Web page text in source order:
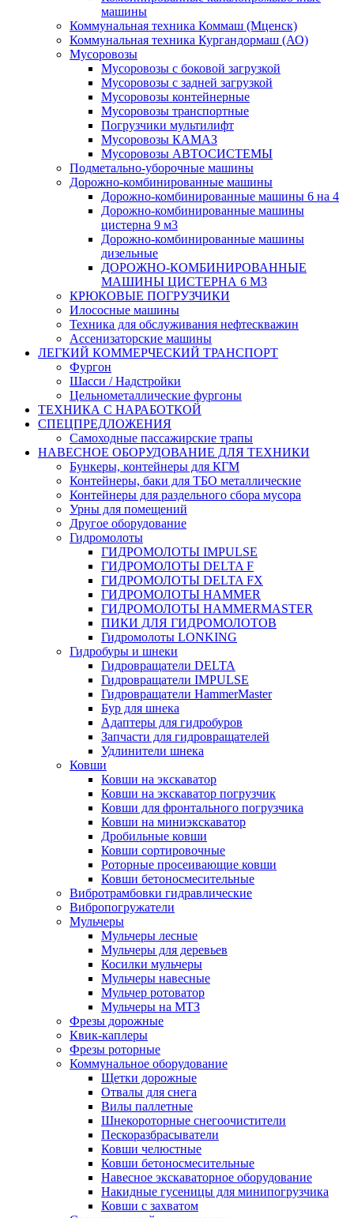
машины
Коммунальная техника Коммаш (Мценск)
Коммунальная техника Кургандормаш (АО)
Мусоровозы
Мусоровозы с боковой загрузкой
Мусоровозы с задней загрузкой
Мусоровозы контейнерные
Мусоровозы транспортные
Погрузчики мультилифт
Мусоровозы КАМАЗ
Мусоровозы АВТОСИСТЕМЫ
Подметально-уборочные машины
Дорожно-комбинированные машины
Дорожно-комбинированные машины 6 на 4
Дорожно-комбинированные машины
цистерна 9 м3
Дорожно-комбинированные машины
дизельные
ДОРОЖНО-КОМБИНИРОВАННЫЕ
МАШИНЫ ЦИСТЕРНА 6 М3
КРЮКОВЫЕ ПОГРУЗЧИКИ
Илососные машины
Техника для обслуживания нефтескважин
Ассенизаторские машины
ЛЕГКИЙ КОММЕРЧЕСКИЙ ТРАНСПОРТ
Фургон
Шасси / Надстройки
Цельнометаллические фургоны
ТЕХНИКА С НАРАБОТКОЙ
СПЕЦПРЕДЛОЖЕНИЯ
Самоходные пассажирские трапы
НАВЕСНОЕ ОБОРУДОВАНИЕ ДЛЯ ТЕХНИКИ
Бункеры, контейнеры для КГМ
Контейнеры, баки для ТБО металлические
Контейнеры для раздельного сбора мусора
Урны для помещений
Другое оборудование
Гидромолоты
ГИДРОМОЛОТЫ IMPULSE
ГИДРОМОЛОТЫ DELTA F
ГИДРОМОЛОТЫ DELTA FX
ГИДРОМОЛОТЫ HAMMER
ГИДРОМОЛОТЫ HAMMERMASTER
ПИКИ ДЛЯ ГИДРОМОЛОТОВ
Гидромолоты LONKING
Гидробуры и шнеки
Гидровращатели DELTA
Гидровращатели IMPULSE
Гидровращатели HammerMaster
Бур для шнека
Адаптеры для гидробуров
Запчасти для гидровращателей
Удлинители шнека
Ковши
Ковши на экскаватор
Ковши на экскаватор погрузчик
Ковши для фронтального погрузчика
Ковши на миниэкскаватор
Дробильные ковши
Ковши сортировочные
Роторные просеивающие ковши
Ковши бетоносмесительные
Вибротрамбовки гидравлические
Вибропогружатели
Мульчеры
Мульчеры лесные
Мульчеры для деревьев
Косилки мульчеры
Мульчеры навесные
Мульчер ротоватор
Мульчеры на МТЗ
Фрезы дорожные
Квик-каплеры
Фрезы роторные
Коммунальное оборудование
Щетки дорожные
Отвалы для снега
Вилы паллетные
Шнекороторные снегоочистители
Пескоразбрасыватели
Ковши челюстные
Ковши бетоносмесительные
Навесное экскаваторное оборудование
Накидные гусеницы для минипогрузчика
Ковши с захватом